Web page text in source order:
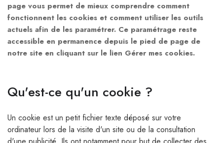
page vous permet de mieux comprendre comment
fonctionnent les cookies et comment utiliser les outils
actuels afin de les paramétrer. Ce paramétrage reste
accessible en permanence depuis le pied de page de
notre site en cliquant sur le lien Gérer mes cookies.
Qu'est-ce qu'un cookie ?
Un cookie est un petit fichier texte déposé sur votre
ordinateur lors de la visite d'un site ou de la consultation